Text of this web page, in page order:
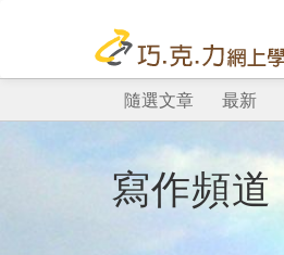
隨選文章 最新
寫作頻道